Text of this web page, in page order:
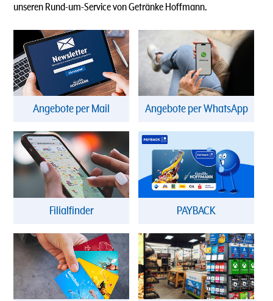
unseren Rund-um-Service von Getränke Hoffmann.
Angebote per Mail Angebote per WhatsApp
Filialfinder PAYBACK